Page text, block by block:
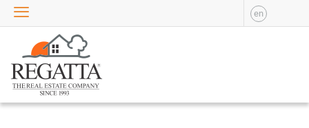
en
VANZARE
APARTAMENTE DE
VANZARE
APARTAMENTE NOI DE
VANZARE